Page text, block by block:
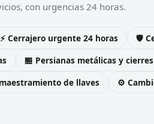
con urgencias 24 horas.
⚡ Cerrajero urgente 24 horas 🛡️
🏪 Persianas metálicas y
de llaves ⚙️